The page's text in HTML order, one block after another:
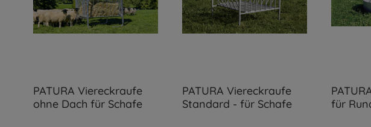
PATURA Viereckraufe
ohne Dach für Schafe
PATURA Viereckraufe
Standard - für Schafe
für